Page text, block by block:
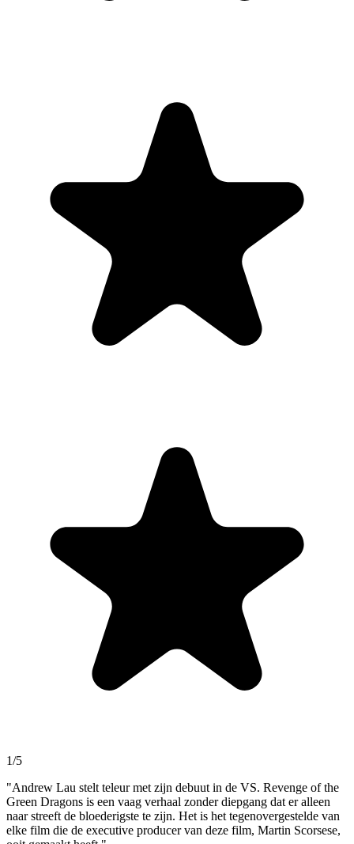
1/5
"Andrew Lau stelt teleur met zijn debuut in de VS. Revenge of the
Green Dragons is een vaag verhaal zonder diepgang dat er alleen
naar streeft de bloederigste te zijn. Het is het tegenovergestelde van
elke film die de executive producer van deze film, Martin Scorsese,